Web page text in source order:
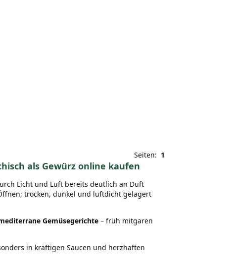
Seiten: 1
als Gewürz online kaufen
Licht und Luft bereits deutlich an Duft
trocken, dunkel und luftdicht gelagert
Gemüsegerichte – früh mitgaren
in kräftigen Saucen und herzhaften